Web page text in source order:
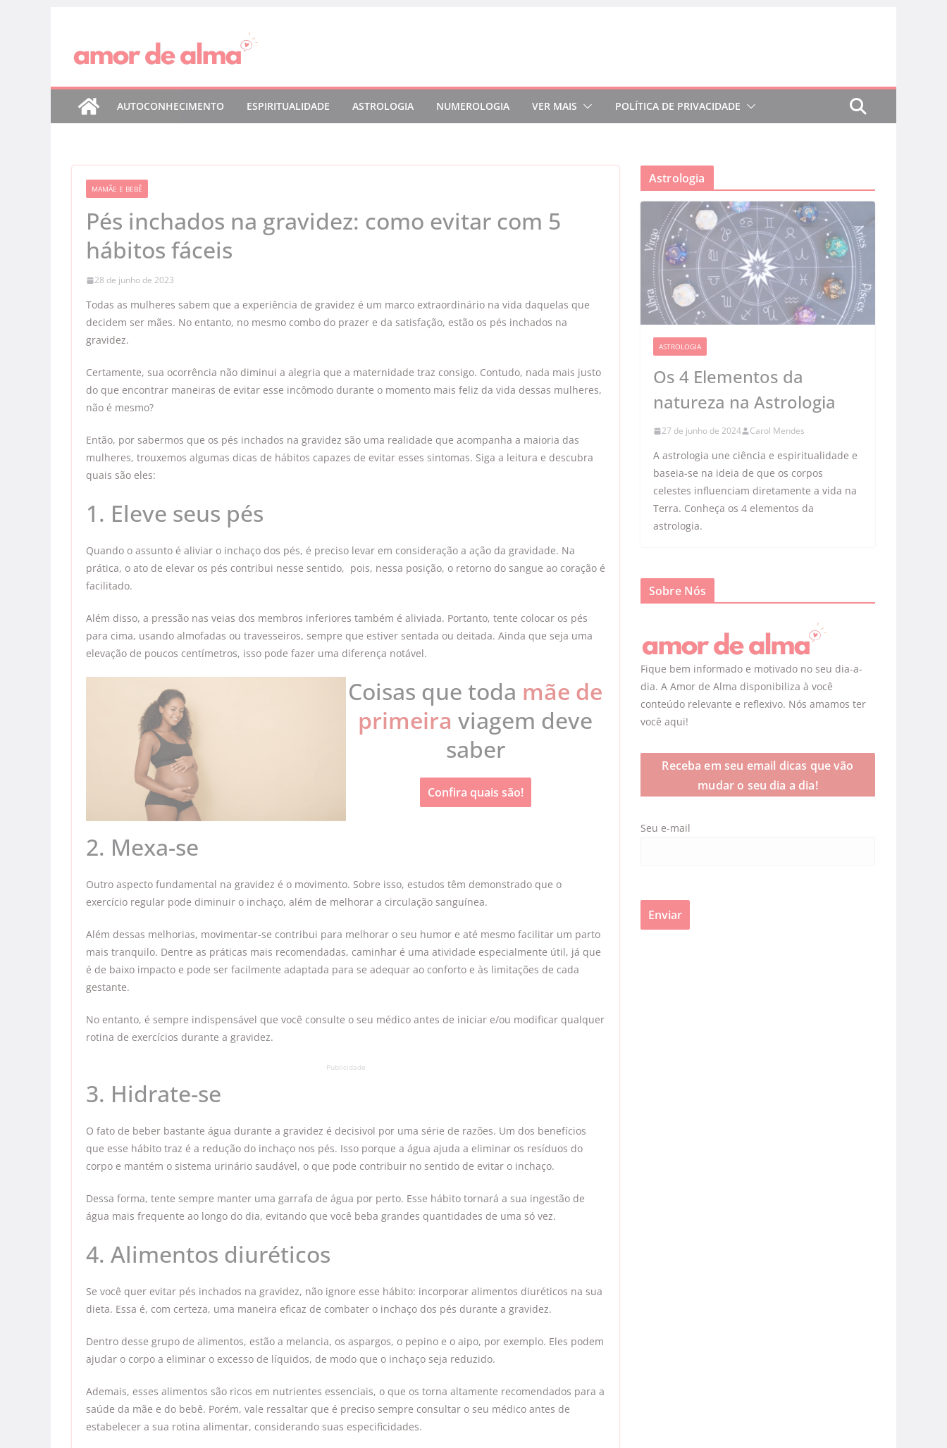
AUTOCONHECIMENTO ESPIRITUALIDADE ASTROLOGIA NUMEROLOGIA VER MAIS POLÍTICA DE PRIVACIDADE
MAMÃE E BEBÊ
Pés inchados na gravidez: como evitar com 5
hábitos fáceis
28 de junho de 2023
Todas as mulheres sabem que a experiência de gravidez é um marco extraordinário na vida daquelas que
decidem ser mães. No entanto, no mesmo combo do prazer e da satisfação, estão os pés inchados na
gravidez.
Certamente, sua ocorrência não diminui a alegria que a maternidade traz consigo. Contudo, nada mais justo
do que encontrar maneiras de evitar esse incômodo durante o momento mais feliz da vida dessas mulheres,
não é mesmo?
Então, por sabermos que os pés inchados na gravidez são uma realidade que acompanha a maioria das
mulheres, trouxemos algumas dicas de hábitos capazes de evitar esses sintomas. Siga a leitura e descubra
quais são eles:
1. Eleve seus pés
Quando o assunto é aliviar o inchaço dos pés, é preciso levar em consideração a ação da gravidade. Na
prática, o ato de elevar os pés contribui nesse sentido, pois, nessa posição, o retorno do sangue ao coração é
facilitado.
Além disso, a pressão nas veias dos membros inferiores também é aliviada. Portanto, tente colocar os pés
para cima, usando almofadas ou travesseiros, sempre que estiver sentada ou deitada. Ainda que seja uma
elevação de poucos centímetros, isso pode fazer uma diferença notável.
Coisas que toda mãe de
primeira viagem deve
saber
Confira quais são!
2. Mexa-se
Outro aspecto fundamental na gravidez é o movimento. Sobre isso, estudos têm demonstrado que o
exercício regular pode diminuir o inchaço, além de melhorar a circulação sanguínea.
Além dessas melhorias, movimentar-se contribui para melhorar o seu humor e até mesmo facilitar um parto
mais tranquilo. Dentre as práticas mais recomendadas, caminhar é uma atividade especialmente útil, já que
é de baixo impacto e pode ser facilmente adaptada para se adequar ao conforto e às limitações de cada
gestante.
No entanto, é sempre indispensável que você consulte o seu médico antes de iniciar e/ou modificar qualquer
rotina de exercícios durante a gravidez.
Publicidade
3. Hidrate-se
O fato de beber bastante água durante a gravidez é decisivol por uma série de razões. Um dos benefícios
que esse hábito traz é a redução do inchaço nos pés. Isso porque a água ajuda a eliminar os resíduos do
corpo e mantém o sistema urinário saudável, o que pode contribuir no sentido de evitar o inchaço.
Dessa forma, tente sempre manter uma garrafa de água por perto. Esse hábito tornará a sua ingestão de
água mais frequente ao longo do dia, evitando que você beba grandes quantidades de uma só vez.
4. Alimentos diuréticos
Se você quer evitar pés inchados na gravidez, não ignore esse hábito: incorporar alimentos diuréticos na sua
dieta. Essa é, com certeza, uma maneira eficaz de combater o inchaço dos pés durante a gravidez.
Dentro desse grupo de alimentos, estão a melancia, os aspargos, o pepino e o aipo, por exemplo. Eles podem
ajudar o corpo a eliminar o excesso de líquidos, de modo que o inchaço seja reduzido.
Ademais, esses alimentos são ricos em nutrientes essenciais, o que os torna altamente recomendados para a
saúde da mãe e do bebê. Porém, vale ressaltar que é preciso sempre consultar o seu médico antes de
estabelecer a sua rotina alimentar, considerando suas especificidades.
Astrologia
ASTROLOGIA
Os 4 Elementos da
natureza na Astrologia
27 de junho de 2024 Carol Mendes
A astrologia une ciência e espiritualidade e
baseia-se na ideia de que os corpos
celestes influenciam diretamente a vida na
Terra. Conheça os 4 elementos da
astrologia.
Sobre Nós
Fique bem informado e motivado no seu dia-a-
dia. A Amor de Alma disponibiliza à você
conteúdo relevante e reflexivo. Nós amamos ter
você aqui!
Receba em seu email dicas que vão
mudar o seu dia a dia!
Seu e-mail